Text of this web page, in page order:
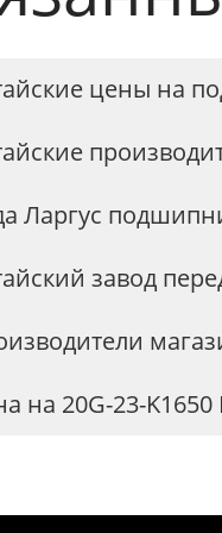
цены на
Ларгус
завод
на 20G-23-